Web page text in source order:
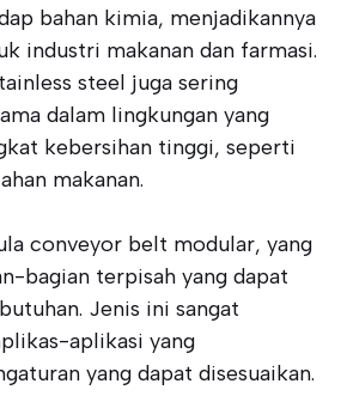
bahan kimia, menjadikannya
industri makanan dan farmasi.
steel juga sering
dalam lingkungan yang
kebersihan tinggi, seperti
makanan.
conveyor belt modular, yang
bagian terpisah yang dapat
Jenis ini sangat
aplikasi yang
yang dapat disesuaikan.